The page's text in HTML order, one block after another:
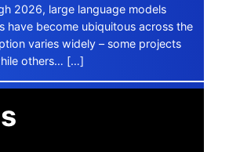
2026, large language models
have become ubiquitous across the
varies widely – some projects
others… […]